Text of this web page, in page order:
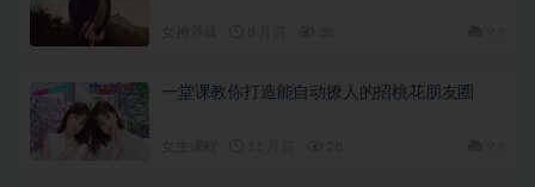
一堂课教你打造能自动撩人的招桃花朋友圈